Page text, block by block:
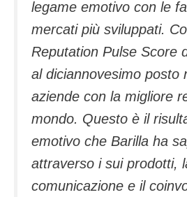
legame emotivo con le
mercati più sviluppati.
Reputation Pulse Score
al diciannovesimo posto
aziende con la migliore
mondo. Questo è il
emotivo che Barilla ha
attraverso i sui prodotti,
comunicazione e il